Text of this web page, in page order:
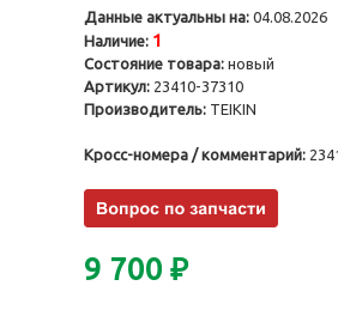
Данные актуальны на: 04.08.2026
Наличие: 1
Состояние товара: новый
Артикул: 23410-37310
Производитель: TEIKIN
Кросс-номера / комментарий:
9 700 ₽